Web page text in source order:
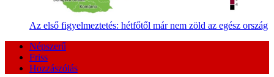
Az első figyelmeztetés: hétfőtől már nem zöld az egész ország
Népszerű
Friss
Hozzászólás